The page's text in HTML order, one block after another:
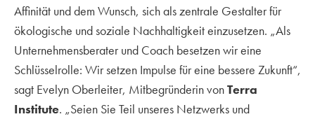
Affinität und dem Wunsch, sich als zentrale Gestalter für
ökologische und soziale Nachhaltigkeit einzusetzen. „Als
Unternehmensberater und Coach besetzen wir eine
Schlüsselrolle: Wir setzen Impulse für eine bessere Zukunft“,
sagt Evelyn Oberleiter, Mitbegründerin vonTerra
Institute. „Seien Sie Teil unseres Netzwerks und